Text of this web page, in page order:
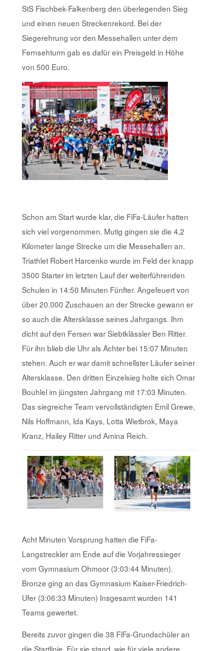
StS Fischbek-Falkenberg den überlegenden Sieg
und einen neuen Streckenrekord. Bei der
Siegerehrung vor den Messehallen unter dem
Fernsehturm gab es dafür ein Preisgeld in Höhe
von 500 Euro.
Schon am Start wurde klar, die FiFa-Läufer hatten
sich viel vorgenommen. Mutig gingen sie die 4,2
Kilometer lange Strecke um die Messehallen an.
Triathlet Robert Harcenko wurde im Feld der knapp
3500 Starter im letzten Lauf der weiterführenden
Schulen in 14:50 Minuten Fünfter. Angefeuert von
über 20.000 Zuschauen an der Strecke gewann er
so auch die Altersklasse seines Jahrgangs. Ihm
dicht auf den Fersen war Siebtklässler Ben Ritter.
Für ihn blieb die Uhr als Achter bei 15:07 Minuten
stehen. Auch er war damit schnellster Läufer seiner
Altersklasse. Den dritten Einzelsieg holte sich Omar
Bouhlel im jüngsten Jahrgang mit 17:03 Minuten.
Das siegreiche Team vervollständigten Emil Grewe,
Nils Hoffmann, Ida Kays, Lotta Wietbrok, Maya
Kranz, Hailey Ritter und Amina Reich.
Acht Minuten Vorsprung hatten die FiFa-
Langstreckler am Ende auf die Vorjahressieger
vom Gymnasium Ohmoor (3:03:44 Minuten).
Bronze ging an das Gymnasium Kaiser-Friedrich-
Ufer (3:06:33 Minuten) Insgesamt wurden 141
Teams gewertet.
Bereits zuvor gingen die 38 FiFa-Grundschüler an
die Startlinie. Für sie stand, wie für viele andere